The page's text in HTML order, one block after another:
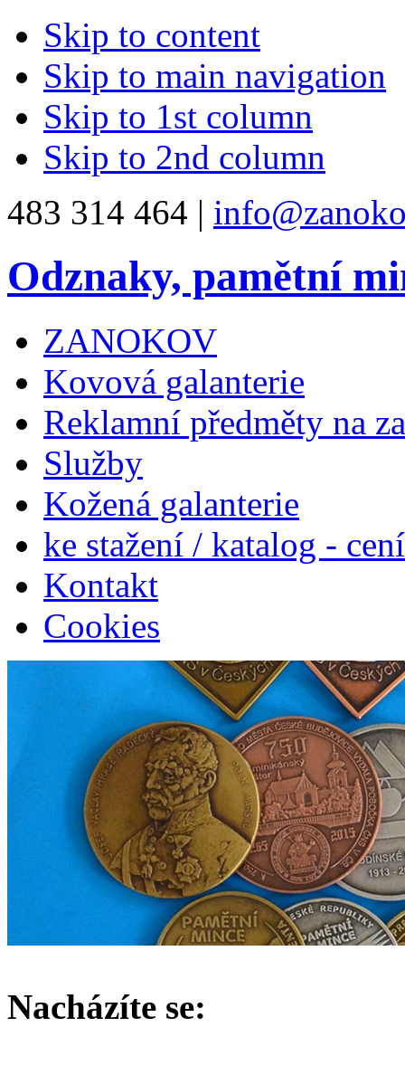
Skip to content
Skip to main navigation
Skip to 1st column
Skip to 2nd column
483 314 464 |
Odznaky, pamětní
ZANOKOV
Kovová galanterie
Reklamní předměty na
Služby
Kožená galanterie
ke stažení / katalog -
Kontakt
Cookies
Nacházíte se: